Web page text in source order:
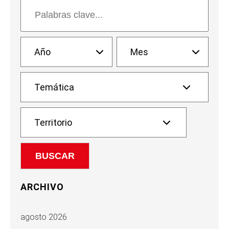
ARCHIVO
agosto 2026